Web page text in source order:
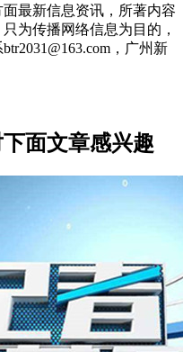
最新信息资讯，所著内容
为传播网络信息为目的，
，广州新
面文章感兴趣